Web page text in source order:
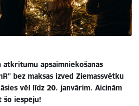
atkritumu apsaimniekošanas
bez maksas izved Ziemassvētku
vēl līdz 20. janvārim. Aicinām
šo iespēju!